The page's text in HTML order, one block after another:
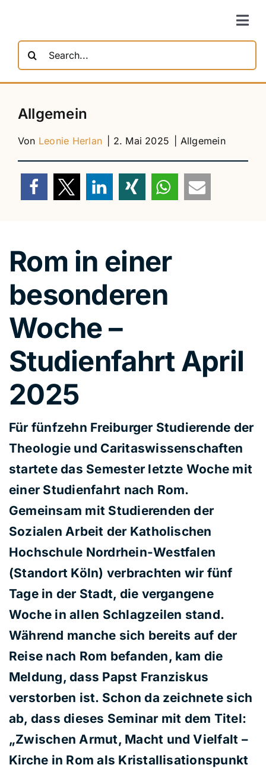
springen
nach:
Allgemein
Von Leonie Herlan | 2. Mai 2025 Allgemein
Rom in einer
besonderen
Woche –
Studienfahrt April
2025
Für fünfzehn Freiburger Studierende der
Theologie und Caritaswissenschaften
startete das Semester letzte Woche mit
einer Studienfahrt nach Rom.
Gemeinsam mit Studierenden der
Sozialen Arbeit der Katholischen
Hochschule Nordrhein-Westfalen
(Standort Köln) verbrachten wir fünf
Tage in der Stadt, die vergangene
Woche in allen Schlagzeilen stand.
Während manche sich bereits auf der
Reise nach Rom befanden, kam die
Meldung, dass Papst Franziskus
verstorben ist. Schon da zeichnete sich
ab, dass dieses Seminar mit dem Titel:
„Zwischen Armut, Macht und Vielfalt –
Kirche in Rom als Kristallisationspunkt